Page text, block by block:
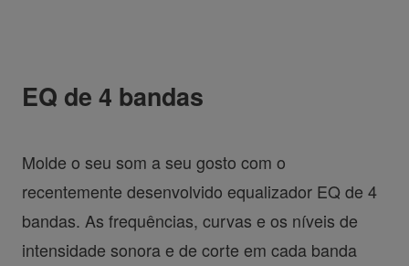
EQ de 4 bandas
Molde o seu som a seu gosto com o
recentemente desenvolvido equalizador EQ de 4
bandas. As frequências, curvas e os níveis de
intensidade sonora e de corte em cada banda